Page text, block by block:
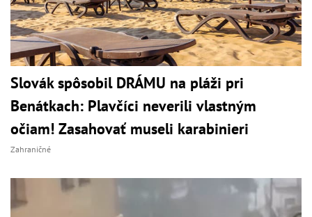
Slovák spôsobil DRÁMU na pláži pri
Benátkach: Plavčíci neverili vlastným
očiam! Zasahovať museli karabinieri
Zahraničné